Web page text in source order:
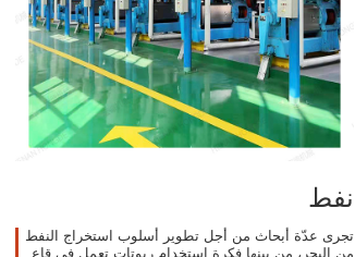
نفط
تجرى عدّة أبحاث من أجل تطوير أسلوب استخراج النفط
من البحر، من بينها فكرة استخدام ربوتات تعمل في قاع